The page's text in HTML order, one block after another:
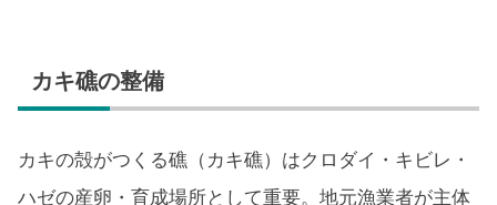
カキ礁の整備
カキの殻がつくる礁（カキ礁）はクロダイ・キビレ・
ハゼの産卵・育成場所として重要。地元漁業者が主体